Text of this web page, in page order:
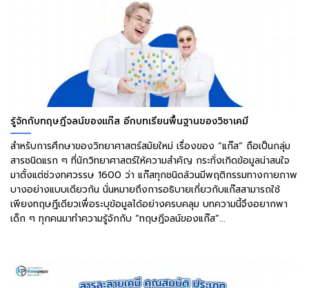
รู้จักกับทฤษฎีจลน์ของแก๊ส อีกบทเรียนพื้นฐานของวิชาเคมี
สำหรับการศึกษาของวิทยาศาสตร์สมัยใหม่ เรื่องของ “แก๊ส” ถือเป็นกลุ่ม
สารชนิดแรก ๆ ที่นักวิทยาศาสตร์ให้ความสำคัญ กระทั่งเกิดข้อมูลน่าสนใจ
มาตั้งแต่ช่วงทศวรรษ 1600 ว่า แก๊สทุกชนิดล้วนมีพฤติกรรมทางกายภาพ
บางอย่างแบบเดียวกัน นั่นหมายถึงการอธิบายเกี่ยวกับแก๊สสามารถใช้
เพียงทฤษฎีเดียวเพื่อระบุข้อมูลได้อย่างครบคลุม บทความนี้จึงอยากพา
เด็ก ๆ ทุกคนมาทำความรู้จักกับ “ทฤษฎีจลน์ของแก๊ส”...